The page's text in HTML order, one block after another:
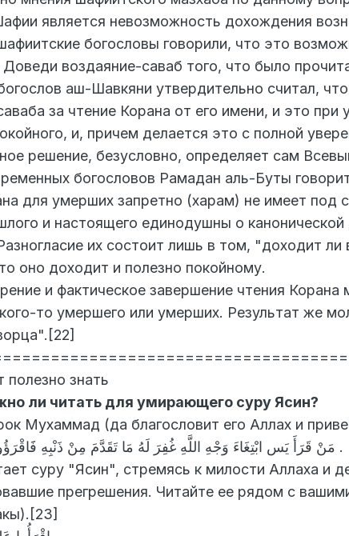
является невозможность дохождения
богословы говорили, что это
воздаяние-саваб того, что было
аш-Шавкяни утвердительно считал,
за чтение Корана от его имени, и это
и, причем делается это с полной
решение, безусловно, определяет сам
богословов Рамадан аль-Буты
для умерших запретно (харам) не имеет под
и настоящего единодушны о
их состоит лишь в том, "доходит
оно доходит и полезно покойному.
и фактическое завершение чтения
то умершего или умерших. Результат же
знать
ли читать для умирающего суру Ясин?
Мухаммад (да благословит его Аллах и
مَنْ قَرَأَ يَس ابْتِغَاءَ وَجْهِ اللَّهِ غُفِرَ لَهُ مَا تَقَدَّمَ مِنْ ذَنْبِهِ فََاقْرَؤُوهَا عِنْدَ مَوْتاَكُمْ .
суру "Ясин", стремясь к милости Аллаха и
прегрешения. Читайте ее рядом с